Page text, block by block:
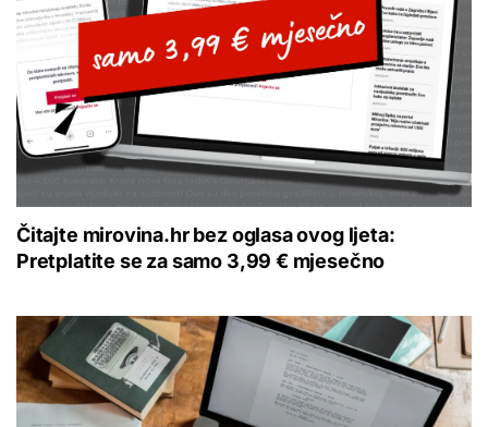
Čitajte mirovina.hr bez oglasa ovog ljeta:
Pretplatite se za samo 3,99 € mjesečno